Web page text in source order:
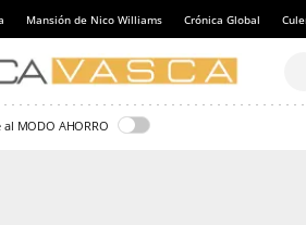
Mansión de Nico Williams Crónica Global
al MODO AHORRO